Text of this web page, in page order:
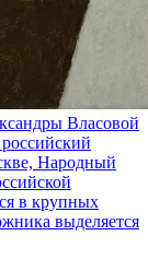
Власовой
Народный
в крупных
выделяется